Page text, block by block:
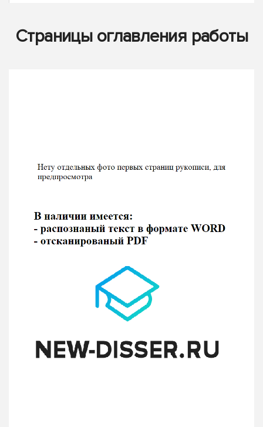
Страницы оглавления работы